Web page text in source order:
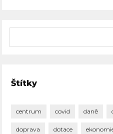
Štítky
centrum covid daně
doprava dotace